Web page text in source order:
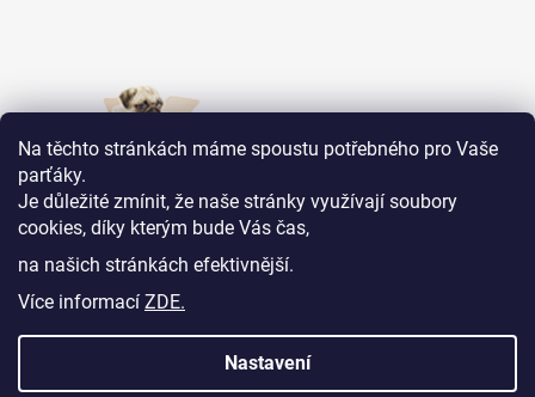
Na těchto stránkách máme spoustu potřebného pro Vaše
parťáky.
Je důležité zmínit, že naše stránky využívají soubory
cookies, díky kterým bude Vás čas,
na našich stránkách efektivnější.
Více informací ZDE.
Nastavení
Jsme na Facebooku